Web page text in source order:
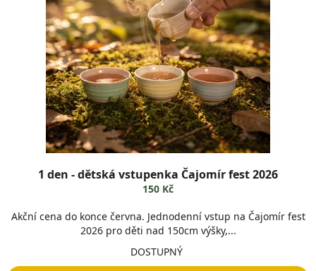
1 den - dětská vstupenka Čajomír fest 2026
150 Kč
Akční cena do konce června. Jednodenní vstup na Čajomír fest
2026 pro děti nad 150cm výšky,...
DOSTUPNÝ